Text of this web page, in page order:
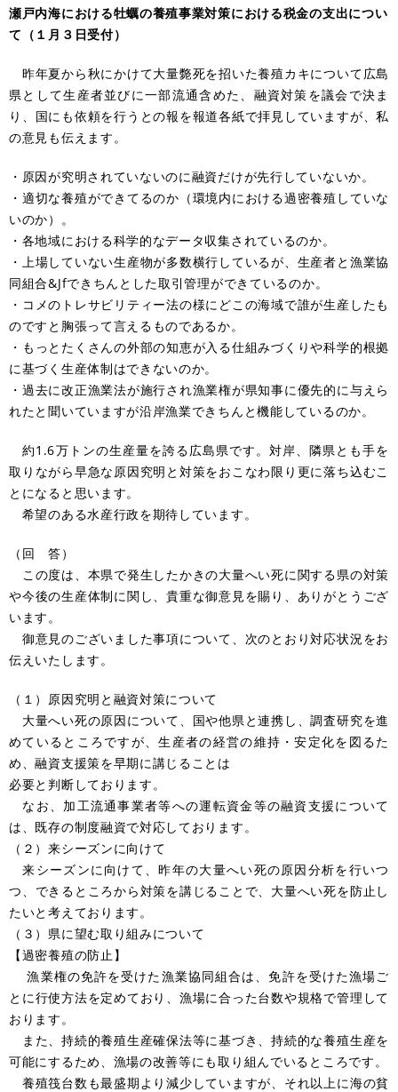
瀬戸内海における牡蠣の養殖事業対策における税金の支出につい
て（１月３日受付）
昨年夏から秋にかけて大量斃死を招いた養殖カキについて広島
県として生産者並びに一部流通含めた、融資対策を議会で決ま
り、国にも依頼を行うとの報を報道各紙で拝見していますが、私
の意見も伝えます。
・原因が究明されていないのに融資だけが先行していないか。
・適切な養殖ができてるのか（環境内における過密養殖していな
いのか）。
・各地域における科学的なデータ収集されているのか。
・上場していない生産物が多数横行しているが、生産者と漁業協
同組合&Jfできちんとした取引管理ができているのか。
・コメのトレサビリティー法の様にどこの海域で誰が生産したも
のですと胸張って言えるものであるか。
・もっとたくさんの外部の知恵が入る仕組みづくりや科学的根拠
に基づく生産体制はできないのか。
・過去に改正漁業法が施行され漁業権が県知事に優先的に与えら
れたと聞いていますが沿岸漁業できちんと機能しているのか。
約1.6万トンの生産量を誇る広島県です。対岸、隣県とも手を
取りながら早急な原因究明と対策をおこなわ限り更に落ち込むこ
とになると思います。
希望のある水産行政を期待しています。
（回 答）
この度は、本県で発生したかきの大量へい死に関する県の対策
や今後の生産体制に関し、貴重な御意見を賜り、ありがとうござ
います。
御意見のございました事項について、次のとおり対応状況をお
伝えいたします。
（１）原因究明と融資対策について
大量へい死の原因について、国や他県と連携し、調査研究を進
めているところですが、生産者の経営の維持・安定化を図るた
め、融資支援策を早期に講じることは
必要と判断しております。
なお、加工流通事業者等への運転資金等の融資支援について
は、既存の制度融資で対応しております。
（２）来シーズンに向けて
来シーズンに向けて、昨年の大量へい死の原因分析を行いつ
つ、できるところから対策を講じることで、大量へい死を防止し
たいと考えております。
（３）県に望む取り組みについて
【過密養殖の防止】
漁業権の免許を受けた漁業協同組合は、免許を受けた漁場ご
とに行使方法を定めており、漁場に合った台数や規格で管理して
おります。
また、持続的養殖生産確保法等に基づき、持続的な養殖生産を
可能にするため、漁場の改善等にも取り組んでいるところです。
養殖筏台数も最盛期より減少していますが、それ以上に海の貧